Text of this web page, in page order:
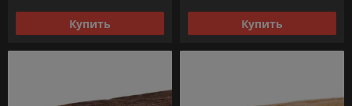
Купить Купить